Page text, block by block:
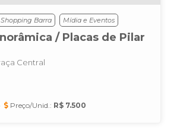
Shopping Barra Mídia e Eventos
/ Placas de Pilar
Central
Preço/Unid.: R$ 7.500